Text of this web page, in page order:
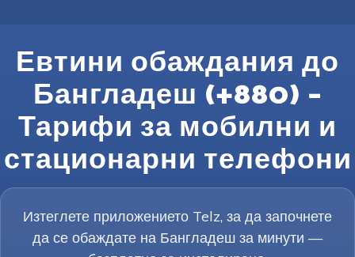
Евтини обаждания до
Бангладеш (+880) –
Тарифи за мобилни и
стационарни телефони
Изтеглете приложението Telz, за да започнете
да се обаждате на Бангладеш за минути —